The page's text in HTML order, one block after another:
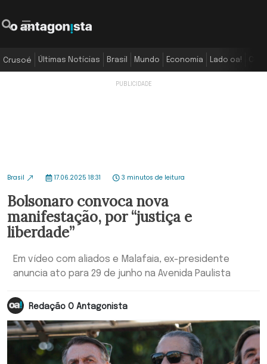
Crusoé Últimas Notícias Brasil Mundo Economia Lado oa!
Brasil 17.06.2025 18:31 3 minutos de leitura
Bolsonaro convoca nova
manifestação, por “justiça e
liberdade”
Em vídeo com aliados e Malafaia, ex-presidente
anuncia ato para 29 de junho na Avenida Paulista
Redação O Antagonista